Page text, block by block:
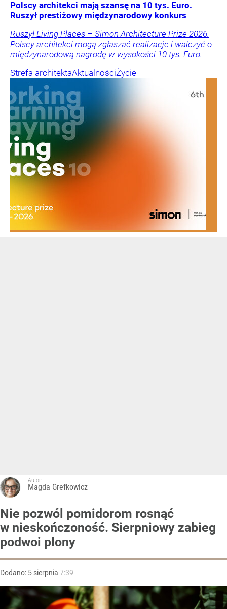
Polscy architekci mają szansę na 10 tys. Euro.
Ruszył prestiżowy międzynarodowy konkurs
Ruszył Living Places – Simon Architecture Prize 2026.
Polscy architekci mogą zgłaszać realizacje i walczyć o
międzynarodową nagrodę w wysokości 10 tys. Euro.
Strefa architektaAktualnościŻycie
Autor:
Magda Grefkowicz
Nie pozwól pomidorom rosnąć
w nieskończoność. Sierpniowy zabieg
podwoi plony
Dodano: 5 sierpnia 7:39